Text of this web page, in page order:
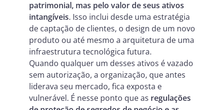
A melhor estratégia: A prevenção
patrimonial, mas pelo valor de seus ativos
intangíveis. Isso inclui desde uma estratégia
de captação de clientes, o design de um novo
produto ou até mesmo a arquitetura de uma
infraestrutura tecnológica futura.
Quando qualquer um desses ativos é vazado
sem autorização, a organização, que antes
liderava seu mercado, fica exposta e
vulnerável. É nesse ponto que as regulações